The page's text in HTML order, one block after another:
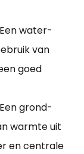
water-
van
goed
grond-
warmte uit
en centrale